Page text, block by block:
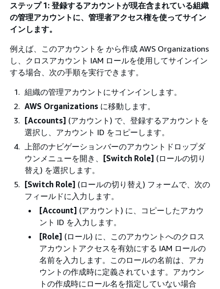
ステップ 1: 登録するアカウントが現在含まれている組織
の管理アカウントに、管理者アクセス権を使ってサイン
インします。
例えば、このアカウントを から作成 AWS Organizations
し、クロスアカウント IAM ロールを使用してサインイン
する場合、次の手順を実行できます。
組織の管理アカウントにサインインします。
AWS Organizations に移動します。
[Accounts] (アカウント) で、登録するアカウントを
選択し、アカウント ID をコピーします。
上部のナビゲーションバーのアカウントドロップダ
ウンメニューを開き、
[Switch Role] (ロールの切り
替え) を選択します。
[Switch Role] (ロールの切り替え) フォームで、次の
フィールドに入力します。
[Account] (アカウント) に、コピーしたアカウ
ント ID を入力します。
[Role] (ロール) に、このアカウントへのクロス
アカウントアクセスを有効にする IAM ロールの
名前を入力します。このロールの名前は、アカ
ウントの作成時に定義されています。アカウン
トの作成時にロール名を指定していない場合